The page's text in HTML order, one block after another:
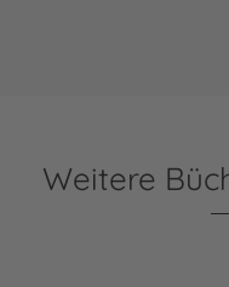
Weitere